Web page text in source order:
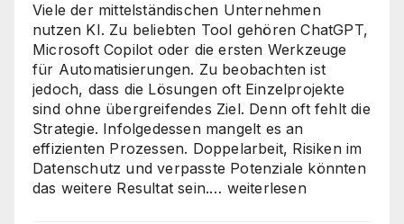
Viele der mittelständischen Unternehmen
nutzen KI. Zu beliebten Tool gehören ChatGPT,
Microsoft Copilot oder die ersten Werkzeuge
für Automatisierungen. Zu beobachten ist
jedoch, dass die Lösungen oft Einzelprojekte
sind ohne übergreifendes Ziel. Denn oft fehlt die
Strategie. Infolgedessen mangelt es an
effizienten Prozessen. Doppelarbeit, Risiken im
Datenschutz und verpasste Potenziale könnten
das weitere Resultat sein.… KI-
weiterlesen